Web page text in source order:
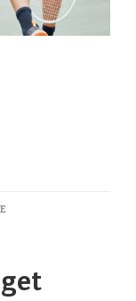
SUR
COÛT
D’ENTRETIEN